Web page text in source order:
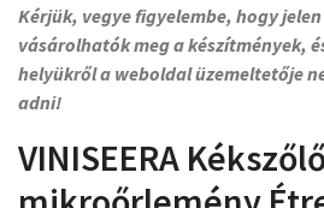
Kérjük, vegye figyelembe, hogy
vásárolhatók meg a készítmények,
helyükről a weboldal üzemeltetője
adni!
VINISEERA